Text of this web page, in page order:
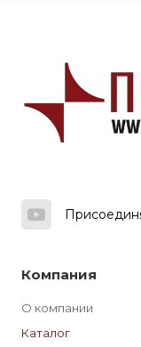
Компания
О компании
Каталог